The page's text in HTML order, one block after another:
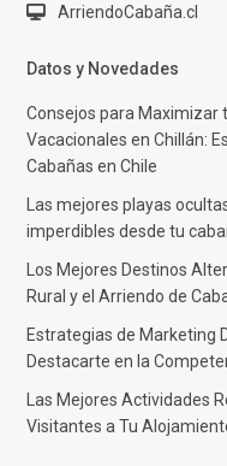
ArriendoCabaña.cl
Datos y Novedades
Consejos para Maximizar
Vacacionales en Chillán:
Cabañas en Chile
Las mejores playas
imperdibles desde tu
Los Mejores Destinos
Rural y el Arriendo de
Estrategias de Marketing
Destacarte en la
Las Mejores Actividades
Visitantes a Tu